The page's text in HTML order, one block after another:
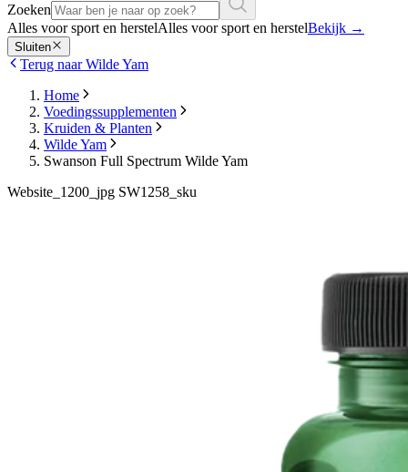
Zoeken
Alles voor sport en herstelAlles voor sport en herstelBekijk →
Sluiten
Terug naar Wilde Yam
Home
Voedingssupplementen
Kruiden & Planten
Wilde Yam
Swanson Full Spectrum Wilde Yam
Website_1200_jpg SW1258_sku